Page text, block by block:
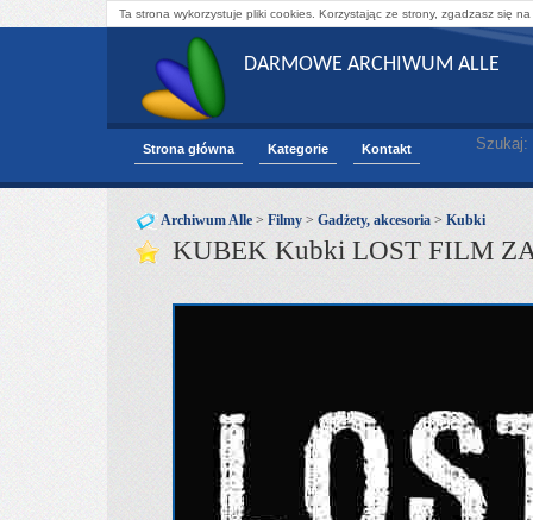
Ta strona wykorzystuje pliki cookies. Korzystając ze strony, zgadzasz się
DARMOWE ARCHIWUM ALLE
Strona główna Kategorie Kontakt Szukaj:
Archiwum Alle > Filmy > Gadżety, akcesoria > Kubki
KUBEK Kubki LOST FILM